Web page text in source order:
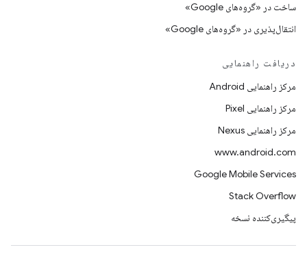
ساخت در «گروه‌های Google»
انتقال‌پذیری در «گروه‌های Google»
دریافت راهنمایی
مرکز راهنمایی Android
مرکز راهنمایی Pixel
مرکز راهنمایی Nexus
www.android.com
Google Mobile Services
Stack Overflow
پیگیری‌کننده نسخه